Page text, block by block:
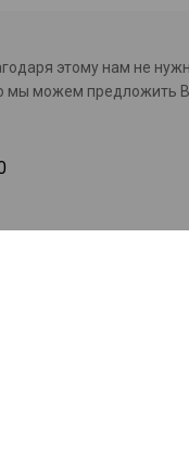
этому нам не
мы можем предложить